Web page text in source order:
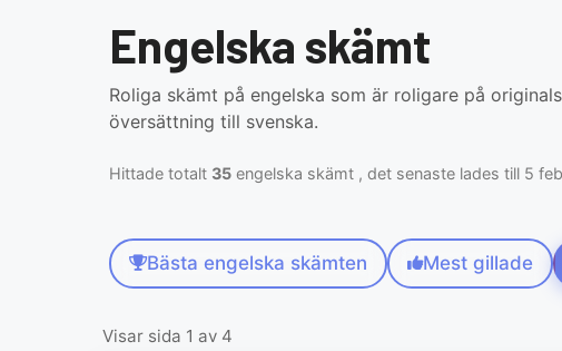
Engelska skämt
Roliga skämt på engelska som är roligare på
översättning till svenska.
Hittade totalt 35 engelska skämt , det senaste lades till 5
Bästa engelska skämten Mest gillade
Visar sida 1 av 4